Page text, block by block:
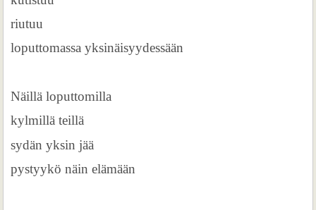
riutuu
loputtomassa yksinäisyydessään
Näillä loputtomilla
kylmillä teillä
sydän yksin jää
pystyykö näin elämään